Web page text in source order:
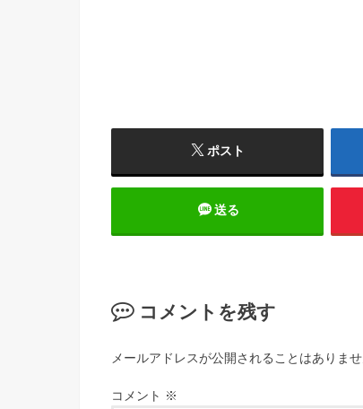
ポスト
送る
コメントを残す
メールアドレスが公開されることはありませ
コメント ※